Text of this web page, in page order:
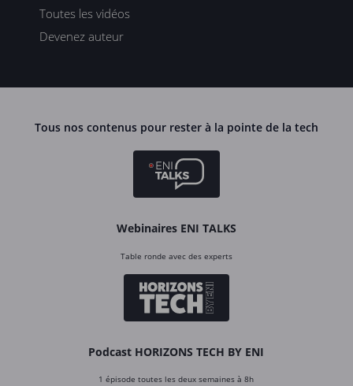
Toutes les vidéos
Devenez auteur
Tous nos contenus pour rester à la pointe de la tech
Webinaires ENI TALKS
Table ronde avec des experts
Podcast HORIZONS TECH BY ENI
1 épisode toutes les deux semaines à 8h